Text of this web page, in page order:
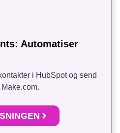
Automatiser
i HubSpot og send